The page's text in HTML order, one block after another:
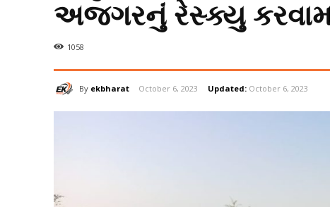
અજગરનું રેસ્ક્યુ
1058
By ekbharat October 6, 2023 Updated: October 6, 2023